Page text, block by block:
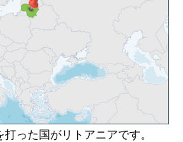
った国がリトアニアです。